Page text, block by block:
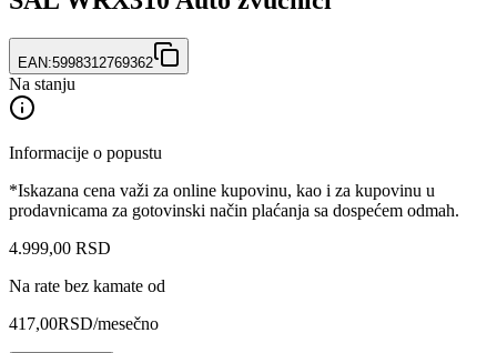
EAN:5998312769362
Na stanju
Informacije o popustu
*Iskazana cena važi za online kupovinu, kao i za kupovinu u
prodavnicama za gotovinski način plaćanja sa dospećem odmah.
4.999,00 RSD
Na rate bez kamate od
417,00RSD/mesečno